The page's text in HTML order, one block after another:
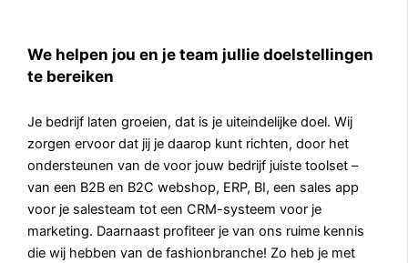
We helpen jou en je team jullie doelstellingen
te bereiken
Je bedrijf laten groeien, dat is je uiteindelijke doel. Wij
zorgen ervoor dat jij je daarop kunt richten, door het
ondersteunen van de voor jouw bedrijf juiste toolset –
van een B2B en B2C webshop, ERP, BI, een sales app
voor je salesteam tot een CRM-systeem voor je
marketing. Daarnaast profiteer je van ons ruime kennis
die wij hebben van de fashionbranche! Zo heb je met